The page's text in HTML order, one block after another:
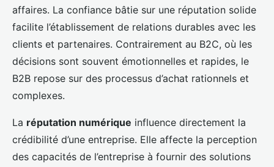
affaires. La confiance bâtie sur une réputation solide
facilite l’établissement de relations durables avec les
clients et partenaires. Contrairement au B2C, où les
décisions sont souvent émotionnelles et rapides, le
B2B repose sur des processus d’achat rationnels et
complexes.
La réputation numérique influence directement la
crédibilité d’une entreprise. Elle affecte la perception
des capacités de l’entreprise à fournir des solutions